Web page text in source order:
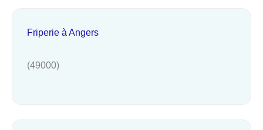
Friperie à Angers
(49000)